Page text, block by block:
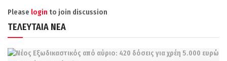
Please login to join discussion
ΤΕΛΕΥΤΑΙΑ ΝΕΑ